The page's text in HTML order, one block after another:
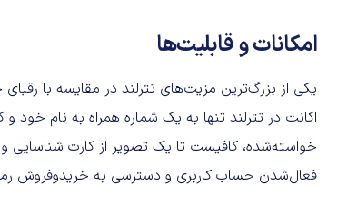
امکانات و قابلیت‌ها
یکی از بزرگ‌‌ترین مزیت‌های تترلند در مقایسه با
اکانت در تترلند تنها به یک شماره همراه به نام
خواسته‌شده، کافیست تا یک تصویر از کارت شناسایی
فعال‌شدن حساب کاربری و دسترسی به خریدوفروش